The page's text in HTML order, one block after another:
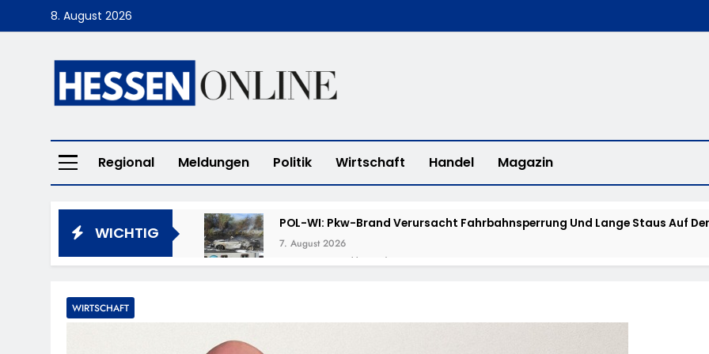
to
8. August 2026
Hessen Online
Regional Meldungen Politik Wirtschaft Handel Magazin
WICHTIG
POL-WI: Pkw-Brand Verursacht Fahrbahnsperrung Und Lange Staus Auf
7. August 2026
POL-LM: „Coffee With A Cop“ In Bad Camberg
POL-DA: Weiterstadt: „Fahrradddieben Keine Chance Geben“ –
7. August 2026
POL-OF: Vermisstensuche: Polizei Bittet Um Hinweise Zum Aufenthalt Von
WIRTSCHAFT